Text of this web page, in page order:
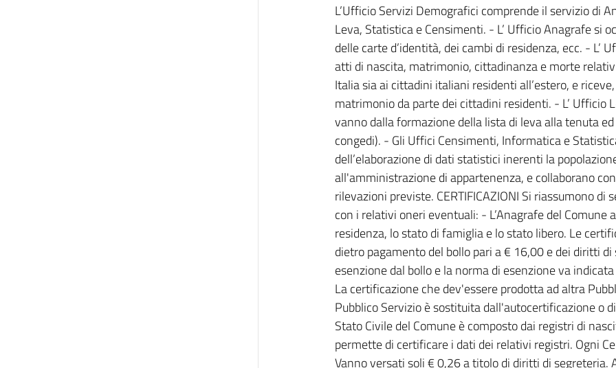
L’Ufficio Servizi Demografici comprende il servizio di
Leva, Statistica e Censimenti. - L’ Ufficio Anagrafe si
delle carte d’identità, dei cambi di residenza, ecc. - L’
atti di nascita, matrimonio, cittadinanza e morte
Italia sia ai cittadini italiani residenti all’estero, e
matrimonio da parte dei cittadini residenti. - L’ Ufficio
vanno dalla formazione della lista di leva alla tenuta
congedi). - Gli Uffici Censimenti, Informatica e
dell’elaborazione di dati statistici inerenti la
all'amministrazione di appartenenza, e collaborano
rilevazioni previste. CERTIFICAZIONI Si riassumono
con i relativi oneri eventuali: - L’Anagrafe del
residenza, lo stato di famiglia e lo stato libero. Le
dietro pagamento del bollo pari a € 16,00 e dei diritti
esenzione dal bollo e la norma di esenzione va
La certificazione che dev'essere prodotta ad altra
Pubblico Servizio è sostituita dall'autocertificazione o
Stato Civile del Comune è composto dai registri di
permette di certificare i dati dei relativi registri. Ogni
Vanno versati soli € 0,26 a titolo di diritti di segreteria.